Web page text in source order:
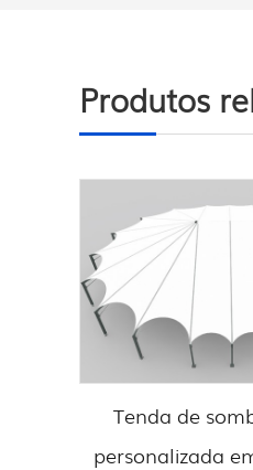
Produtos
Tenda de
personalizada